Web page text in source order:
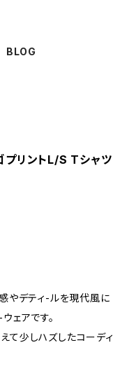
BLOG
リントL/S Tシャツ
やデティ-ルを現代風に
ェアです。
て少しハズしたコーディ